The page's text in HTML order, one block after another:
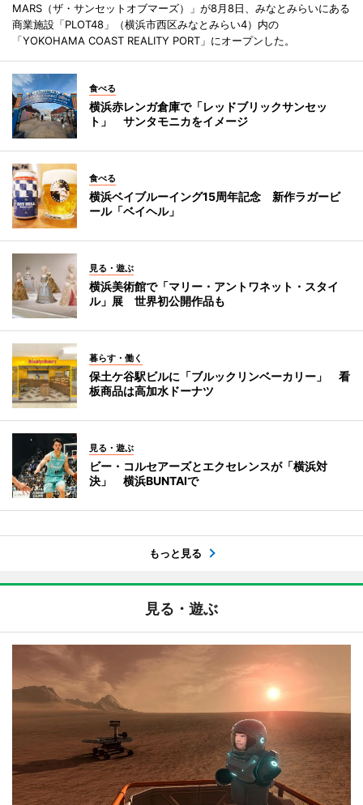
MARS（ザ・サンセットオブマーズ）」が8月8日、みなとみらいにある
商業施設「PLOT48」（横浜市西区みなとみらい4）内の
「YOKOHAMA COAST REALITY PORT」にオープンした。
食べる
横浜赤レンガ倉庫で「レッドブリックサンセッ
ト」 サンタモニカをイメージ
食べる
横浜ベイブルーイング15周年記念 新作ラガービ
ール「ベイヘル」
見る・遊ぶ
横浜美術館で「マリー・アントワネット・スタイ
ル」展 世界初公開作品も
暮らす・働く
保土ケ谷駅ビルに「ブルックリンベーカリー」 看
板商品は高加水ドーナツ
見る・遊ぶ
ビー・コルセアーズとエクセレンスが「横浜対
決」 横浜BUNTAIで
もっと見る
見る・遊ぶ